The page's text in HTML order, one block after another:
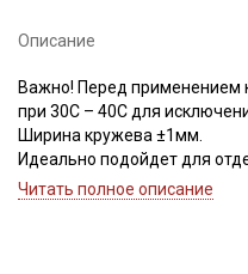
Описание
Важно! Перед применением
при 30С – 40С для
Ширина кружева ±1мм.
Идеально подойдет для
платьев, юбок, рукавов.
Читать полное описание